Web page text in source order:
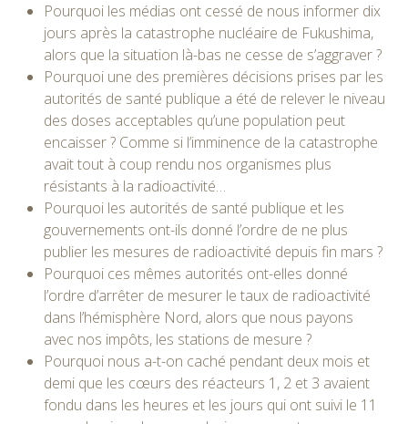
Pourquoi les médias ont cessé de nous informer dix
jours après la catastrophe nucléaire de Fukushima,
alors que la situation là-bas ne cesse de s’aggraver ?
Pourquoi une des premières décisions prises par les
autorités de santé publique a été de relever le niveau
des doses acceptables qu’une population peut
encaisser ? Comme si l’imminence de la catastrophe
avait tout à coup rendu nos organismes plus
résistants à la radioactivité…
Pourquoi les autorités de santé publique et les
gouvernements ont-ils donné l’ordre de ne plus
publier les mesures de radioactivité depuis fin mars ?
Pourquoi ces mêmes autorités ont-elles donné
l’ordre d’arrêter de mesurer le taux de radioactivité
dans l’hémisphère Nord, alors que nous payons
avec nos impôts, les stations de mesure ?
Pourquoi nous a-t-on caché pendant deux mois et
demi que les cœurs des réacteurs 1, 2 et 3 avaient
fondu dans les heures et les jours qui ont suivi le 11